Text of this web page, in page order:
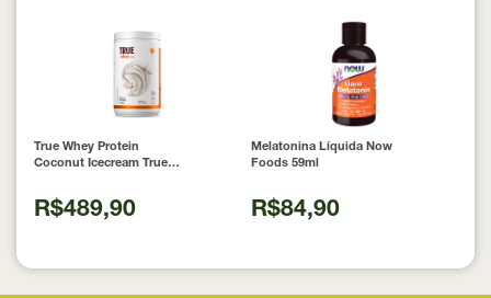
True Whey Protein
Coconut Icecream True
R$489,90
Melatonina Líquida Now
Foods 59ml
R$84,90